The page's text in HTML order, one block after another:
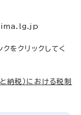
をクリックしてく
納税）における税制